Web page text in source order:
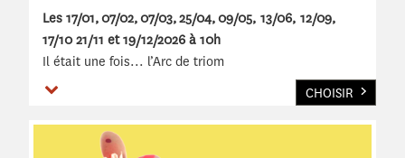
Les 17/01, 07/02, 07/03, 25/04, 09/05, 13/06, 12/09,
17/10 21/11 et 19/12/2026 à 10h
Il était une fois... l’Arc de triom
Voir plus
CHOISIR